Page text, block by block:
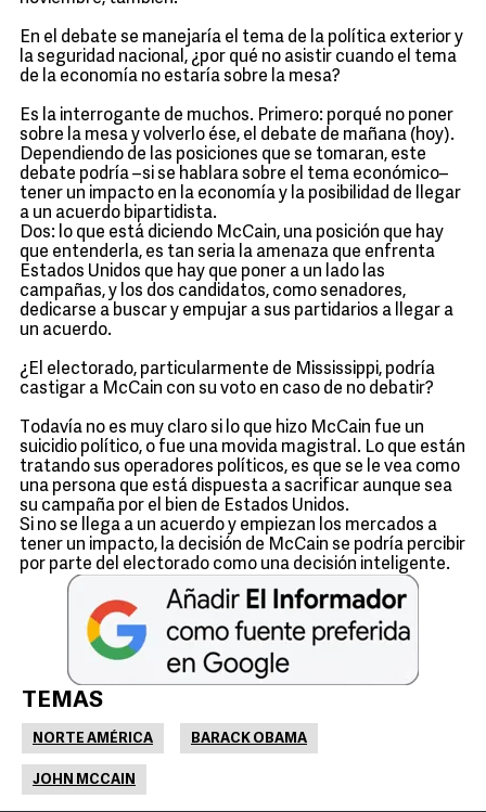
En el debate se manejaría el tema de la política exterior y
la seguridad nacional, ¿por qué no asistir cuando el tema
de la economía no estaría sobre la mesa?
Es la interrogante de muchos. Primero: porqué no poner
sobre la mesa y volverlo ése, el debate de mañana (hoy).
Dependiendo de las posiciones que se tomaran, este
debate podría –si se hablara sobre el tema económico–
tener un impacto en la economía y la posibilidad de llegar
a un acuerdo bipartidista.
Dos: lo que está diciendo McCain, una posición que hay
que entenderla, es tan seria la amenaza que enfrenta
Estados Unidos que hay que poner a un lado las
campañas, y los dos candidatos, como senadores,
dedicarse a buscar y empujar a sus partidarios a llegar a
un acuerdo.
¿El electorado, particularmente de Mississippi, podría
castigar a McCain con su voto en caso de no debatir?
Todavía no es muy claro si lo que hizo McCain fue un
suicidio político, o fue una movida magistral. Lo que están
tratando sus operadores políticos, es que se le vea como
una persona que está dispuesta a sacrificar aunque sea
su campaña por el bien de Estados Unidos.
Si no se llega a un acuerdo y empiezan los mercados a
tener un impacto, la decisión de McCain se podría percibir
por parte del electorado como una decisión inteligente.
TEMAS
NORTE AMÉRICA BARACK OBAMA
JOHN MCCAIN